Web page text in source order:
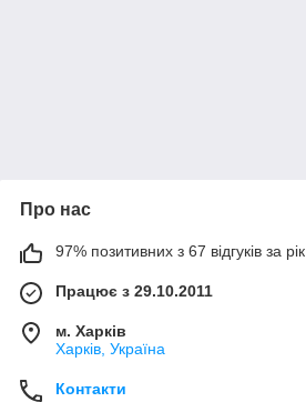
Про нас
97% позитивних з 67 відгуків за рік
Працює з 29.10.2011
м. Харків
Харків, Україна
Контакти